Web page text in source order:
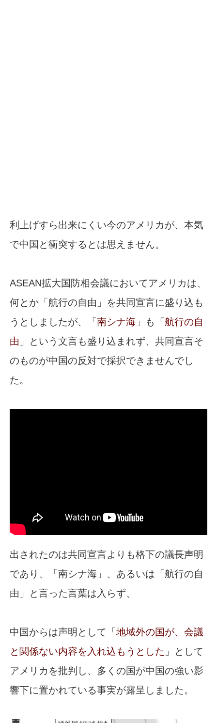
利上げすら出来にくい今のアメリカが、本気
で中国と衝突するとは思えません。
ASEAN拡大国防相会議においてアメリカは、
何とか「航行の自由」を共同宣言に盛り込も
うとしましたが、「 南シナ海 」も「 航行の自
由 」という文言も盛り込まれず、共同宣言そ
のものが中国の反対で採択できませんでし
た。
出されたのは共同宣言よりも格下の議長声明
であり、「南シナ海」、あるいは「航行の自
由」と言った言葉は入らず、
中国からは声明として「地域外の国が、会議
と関係ない内容を入れ込もうとした 」として
アメリカを批判し、多くの国が中国の強い影
響下に置かれている事実が露呈しました。